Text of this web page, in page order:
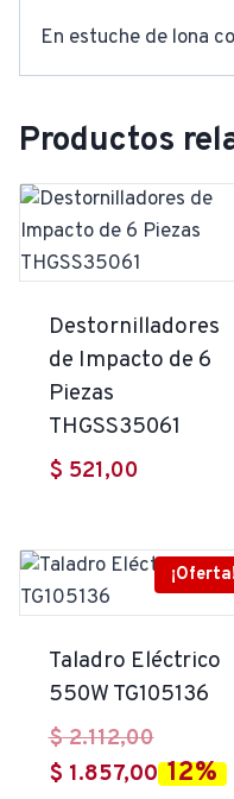
En estuche de lona
Productos
Destornilladores
de Impacto de 6
Piezas
THGSS35061
$ 521,00
Taladro Eléctrico
550W TG105136
$2.112,00El
precio
$ 1.857,00El12%